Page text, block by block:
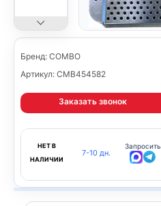
Бренд: COMBO
Артикул: CMB454582
Заказать звонок
НЕТ В
НАЛИЧИИ
7-10 дн.
Запросить